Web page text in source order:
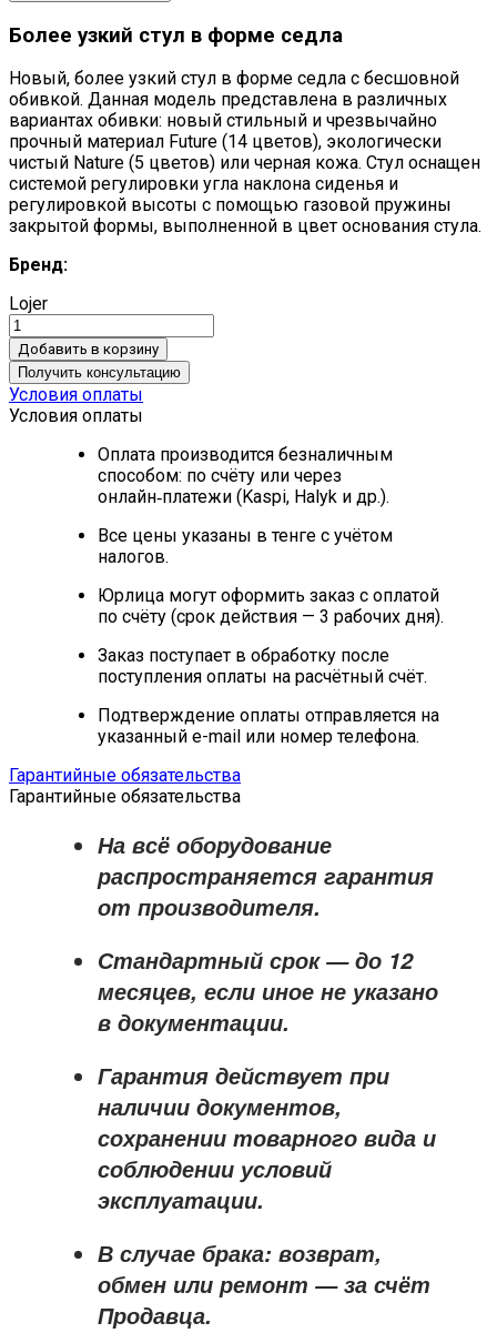
Более узкий стул в форме седла
Новый, более узкий стул в форме седла с бесшовной
обивкой. Данная модель представлена в различных
вариантах обивки: новый стильный и чрезвычайно
прочный материал Future (14 цветов), экологически
чистый Nature (5 цветов) или черная кожа. Стул оснащен
системой регулировки угла наклона сиденья и
регулировкой высоты с помощью газовой пружины
закрытой формы, выполненной в цвет основания стула.
Бренд:
Lojer
Добавить в корзину
Получить консультацию
Условия оплаты
Условия оплаты
Оплата производится безналичным
способом: по счёту или через
онлайн‑платежи (Kaspi, Halyk и др.).
Все цены указаны в тенге с учётом
налогов.
Юрлица могут оформить заказ с оплатой
по счёту (срок действия — 3 рабочих дня).
Заказ поступает в обработку после
поступления оплаты на расчётный счёт.
Подтверждение оплаты отправляется на
указанный e-mail или номер телефона.
Гарантийные обязательства
Гарантийные обязательства
На всё оборудование
распространяется гарантия
от производителя.
Стандартный срок — до 12
месяцев, если иное не указано
в документации.
Гарантия действует при
наличии документов,
сохранении товарного вида и
соблюдении условий
эксплуатации.
В случае брака: возврат,
обмен или ремонт —за счёт
Продавца.